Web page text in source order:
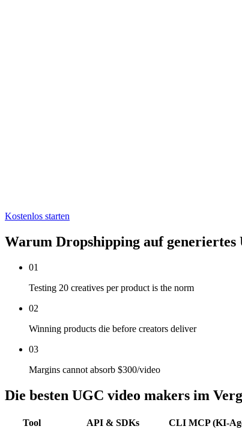
Kostenlos starten
Warum Dropshipping auf generiertes
01
Testing 20 creatives per product is the norm
02
Winning products die before creators deliver
03
Margins cannot absorb $300/video
Die besten UGC video makers im
Tool API & SDKs CLI MCP (KI-